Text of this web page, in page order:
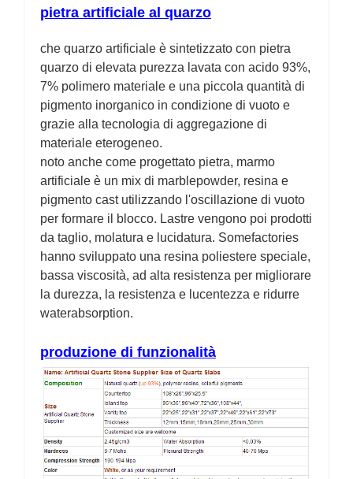
pietra artificiale al quarzo
che quarzo artificiale è sintetizzato con pietra
quarzo di elevata purezza lavata con acido 93%,
7% polimero materiale e una piccola quantità di
pigmento inorganico in condizione di vuoto e
grazie alla tecnologia di aggregazione di
materiale eterogeneo.
noto anche come progettato pietra, marmo
artificiale è un mix di marblepowder, resina e
pigmento cast utilizzando l'oscillazione di vuoto
per formare il blocco. Lastre vengono poi prodotti
da taglio, molatura e lucidatura. Somefactories
hanno sviluppato una resina poliestere speciale,
bassa viscosità, ad alta resistenza per migliorare
la durezza, la resistenza e lucentezza e ridurre
waterabsorption.
produzione di funzionalità